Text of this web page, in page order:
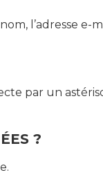
l’adresse e-
par un
?